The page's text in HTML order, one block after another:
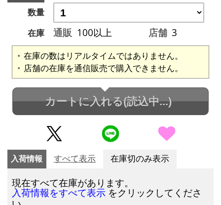
数量
在庫
通販 100以上 店舗 3
在庫の数はリアルタイムではありません。
店舗の在庫を通信販売で購入できません。
カートに入れる(読込中...)
入荷情報 すべて表示 在庫切のみ表示
現在すべて在庫があります。
入荷情報をすべて表示 をクリックしてくださ